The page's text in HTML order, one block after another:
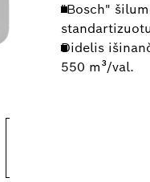
"Bosch"
Didelis
550 m³/val.